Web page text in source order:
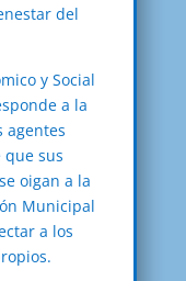
del
y Social
a la
agentes
que sus
oigan a la
Municipal
a los